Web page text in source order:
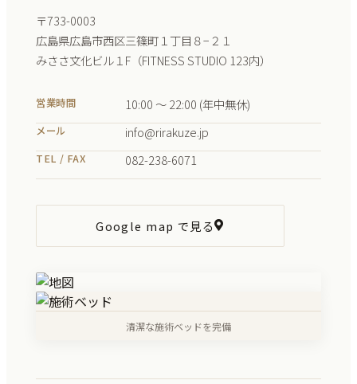
〒733-0003
広島県広島市西区三篠町１丁目８−２１
みささ文化ビル１F（FITNESS STUDIO 123内）
営業時間 10:00 ～ 22:00 (年中無休)
メール info@rirakuze.jp
TEL / FAX 082-238-6071
Google map で見る
清潔な施術ベッドを完備